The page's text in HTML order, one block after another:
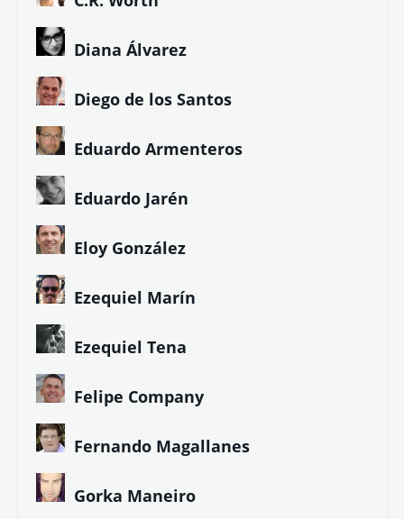
Diana Álvarez
Diego de los Santos
Eduardo Armenteros
Eduardo Jarén
Eloy González
Ezequiel Marín
Ezequiel Tena
Felipe Company
Fernando Magallanes
Gorka Maneiro